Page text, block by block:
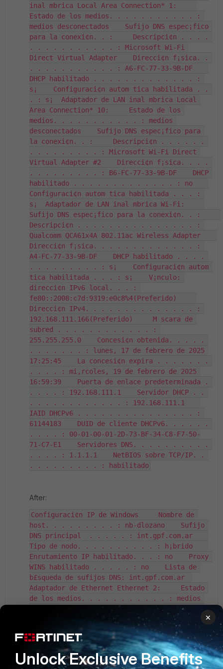
inal mbrica Local Area Connection* 1:
Estado de los medios. . . . . . . . . . . :
medios desconectados    Sufijo DNS espec¡fico
para la conexi¢n. . :     Descripci¢n . . . .
. . . . . . . . . . . : Microsoft Wi-Fi
Direct Virtual Adapter    Direcci¢n f¡sica. .
. . . . . . . . . . . : A6-FC-77-33-9B-DF
DHCP habilitado . . . . . . . . . . . . . :
s¡    Configuraci¢n autom tica habilitada . .
. : s¡  Adaptador de LAN inal mbrica Local
Area Connection* 10:     Estado de los
medios. . . . . . . . . . . : medios
desconectados    Sufijo DNS espec¡fico para
la conexi¢n. . :     Descripci¢n . . . . . .
. . . . . . . . . : Microsoft Wi-Fi Direct
Virtual Adapter #2    Direcci¢n f¡sica. . . .
. . . . . . . . . : B6-FC-77-33-9B-DF    DHCP
habilitado . . . . . . . . . . . . . : no
Configuraci¢n autom tica habilitada . . . :
s¡  Adaptador de LAN inal mbrica Wi-Fi:
Sufijo DNS espec¡fico para la conexi¢n. . :
Descripci¢n . . . . . . . . . . . . . . . :
Qualcomm QCA61x4A 802.11ac Wireless Adapter
Direcci¢n f¡sica. . . . . . . . . . . . . :
A4-FC-77-33-9B-DF    DHCP habilitado . . . .
. . . . . . . . . : s¡    Configuraci¢n autom
tica habilitada . . . : s¡    V¡nculo:
direcci¢n IPv6 local. . . :
fe80::2008:c7d:9319:e0c8%4(Preferido)
Direcci¢n IPv4. . . . . . . . . . . . . . :
192.168.111.166(Preferido)     M scara de
subred . . . . . . . . . . . . :
255.255.255.0    Concesi¢n obtenida. . . . .
. . . . . . . : lunes, 17 de febrero de 2025
17:25:45    La concesi¢n expira . . . . . . .
. . . . : mi‚rcoles, 19 de febrero de 2025
16:59:39    Puerta de enlace predeterminada .
. . . . : 192.168.111.1    Servidor DHCP . .
. . . . . . . . . . . . : 192.168.111.1
IAID DHCPv6 . . . . . . . . . . . . . . . :
61144183    DUID de cliente DHCPv6. . . . . .
. . . . : 00-01-00-01-2D-73-BF-34-C8-F7-50-
71-C7-E1    Servidores DNS. . . . . . . . . .
. . . . : 1.1.1.1    NetBIOS sobre TCP/IP. .
. . . . . . . . . : habilitado
After:
Configuraci¢n IP de Windows     Nombre de
host. . . . . . . . . : nb-dlozano    Sufijo
DNS principal  . . . . . : int.gpf.com.ar
Tipo de nodo. . . . . . . . . . : h¡brido
Enrutamiento IP habilitado. . . : no    Proxy
WINS habilitado . . . . . : no    Lista de
b£squeda de sufijos DNS: int.gpf.com.ar
Adaptador de Ethernet Ethernet 2:     Estado
de los medios. . . . . . . . . . . : medios
desconectados    Sufijo DNS espec¡fico para
la conexi¢n. . :     Descripci¢n . . . . . .
. . . . . . . . . : Fortinet Virtual Ethernet
Adapter (NDIS 6.30)    Direcci¢n f¡sica. . .
. . . . . . . . . . : 00-09-0F-FE-00-01
DHCP habilitado . . . . . . . . . . . . . :
×
Unlock Exclusive Benefits